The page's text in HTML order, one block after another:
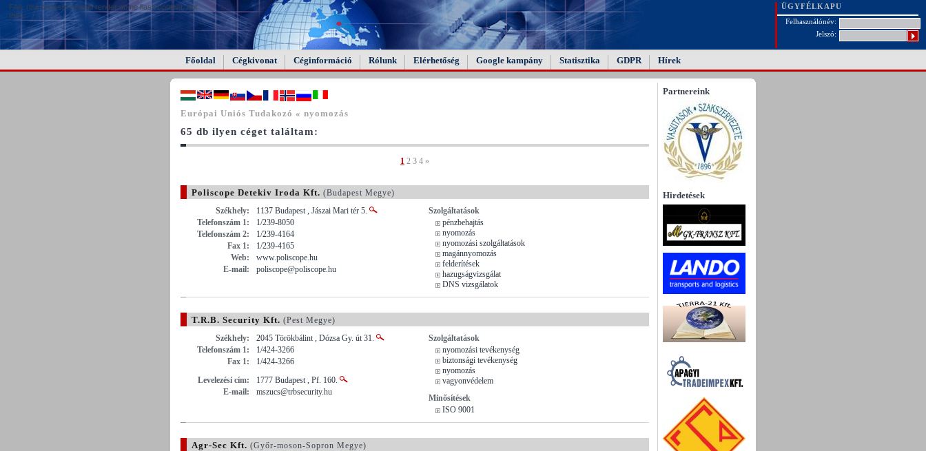
FAIL (the browser should render some flash content, not
this).
ÜGYFÉLKAPU
Felhasználónév:
Jelszó:
Főoldal Cégkivonat Céginformáció Rólunk Elérhetőség Google kampány Statisztika GDPR Hírek
Európai Uniós Tudakozó « nyomozás
65 db ilyen céget találtam:
1 2 3 4 »
Poliscope Detekiv Iroda Kft. (Budapest Megye)
Székhely:
1137 Budapest , Jászai Mari tér 5.
Telefonszám 1:
1/239-8050
Telefonszám 2:
1/239-4164
Fax 1:
1/239-4165
Web:
www.poliscope.hu
E-mail:
poliscope@poliscope.hu
Szolgáltatások
pénzbehajtás
nyomozás
nyomozási szolgáltatások
magánnyomozás
felderítések
hazugságvizsgálat
DNS vizsgálatok
T.R.B. Security Kft. (Pest Megye)
Székhely:
2045 Törökbálint , Dózsa Gy. út 31.
Telefonszám 1:
1/424-3266
Fax 1:
1/424-3266
Levelezési cím:
1777 Budapest , Pf. 160.
E-mail:
mszucs@trbsecurity.hu
Szolgáltatások
nyomozási tevékenység
biztonsági tevékenység
nyomozás
vagyonvédelem
Minősítések
ISO 9001
Agr-Sec Kft. (Győr-moson-Sopron Megye)
Partnereink
Hirdetések